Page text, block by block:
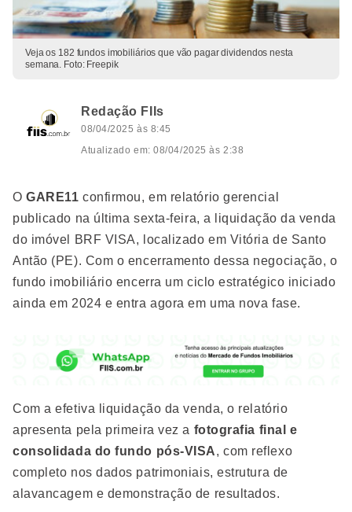
Veja os 182 fundos imobiliários que vão pagar dividendos nesta
semana. Foto: Freepik
Redação FIIs
08/04/2025 às 8:45
Atualizado em: 08/04/2025 às 2:38
OGARE11 confirmou, em relatório gerencial
publicado na última sexta-feira, a liquidação da venda
do imóvel BRF VISA, localizado em Vitória de Santo
Antão (PE). Com o encerramento dessa negociação, o
fundo imobiliário encerra um ciclo estratégico iniciado
ainda em 2024 e entra agora em uma nova fase.
Com a efetiva liquidação da venda, o relatório
apresenta pela primeira vez a fotografia final e
consolidada do fundo pós-VISA, com reflexo
completo nos dados patrimoniais, estrutura de
alavancagem e demonstração de resultados.